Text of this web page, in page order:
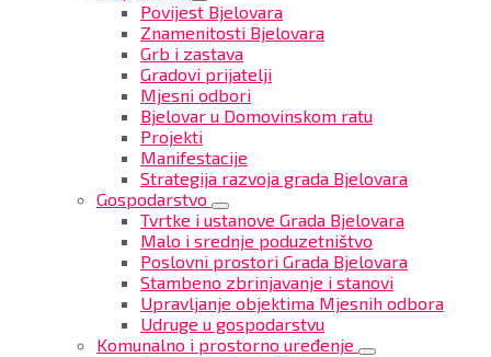
Povijest Bjelovara
Znamenitosti Bjelovara
Grb i zastava
Gradovi prijatelji
Mjesni odbori
Bjelovar u Domovinskom ratu
Projekti
Manifestacije
Strategija razvoja grada Bjelovara
Gospodarstvo
Tvrtke i ustanove Grada Bjelovara
Malo i srednje poduzetništvo
Poslovni prostori Grada Bjelovara
Stambeno zbrinjavanje i stanovi
Upravljanje objektima Mjesnih odbora
Udruge u gospodarstvu
Komunalno i prostorno uređenje